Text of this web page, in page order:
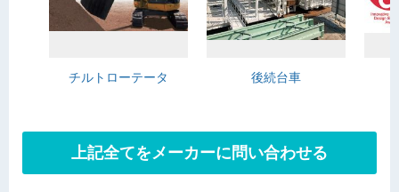
チルトローテータ 後続台車
上記全てをメーカーに問い合わせる